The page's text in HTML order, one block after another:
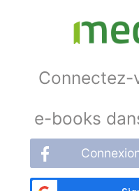
e-books